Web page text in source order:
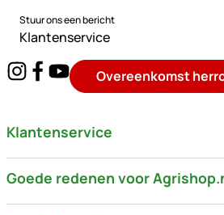
Stuur ons een bericht
Klantenservice
Overeenkomst
Klantenservice
Goede redenen voor